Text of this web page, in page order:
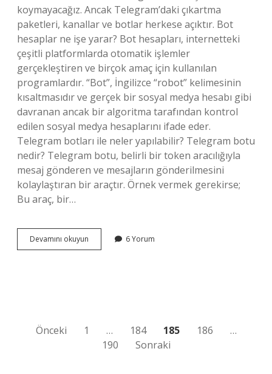
koymayacağız. Ancak Telegram’daki çıkartma
paketleri, kanallar ve botlar herkese açıktır. Bot
hesaplar ne işe yarar? Bot hesapları, internetteki
çeşitli platformlarda otomatik işlemler
gerçekleştiren ve birçok amaç için kullanılan
programlardır. “Bot”, İngilizce “robot” kelimesinin
kısaltmasıdır ve gerçek bir sosyal medya hesabı gibi
davranan ancak bir algoritma tarafından kontrol
edilen sosyal medya hesaplarını ifade eder.
Telegram botları ile neler yapılabilir? Telegram botu
nedir? Telegram botu, belirli bir token aracılığıyla
mesaj gönderen ve mesajların gönderilmesini
kolaylaştıran bir araçtır. Örnek vermek gerekirse;
Bu araç, bir…
Devamını okuyun Telegramda
Bot
6 Yorum
Yazı
sayfalaması
Önceki 1 … 184 185 186
…
190
Sonraki